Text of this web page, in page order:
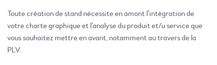
Toute création de stand nécessite en amont l’intégration de
votre charte graphique et l’analyse du produit et/u service que
vous souhaitez mettre en avant, notamment au travers de la
PLV.